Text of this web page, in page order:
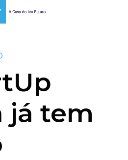
já tem